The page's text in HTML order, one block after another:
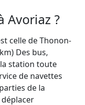
Avoriaz ?
celle de Thonon-
Des bus,
station toute
de navettes
de la